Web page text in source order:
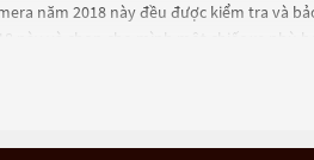
năm 2018 này đều được kiểm tra và
này và chọn cho mình một chiếc xe phù